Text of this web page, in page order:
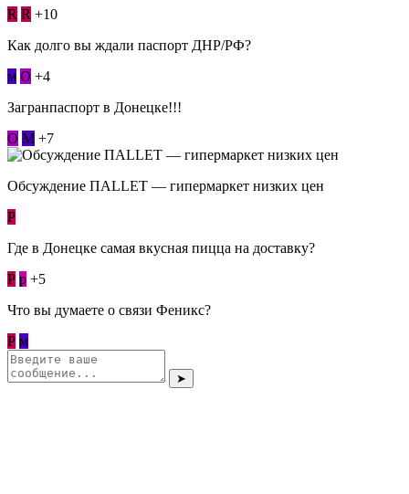
R R +10
Как долго вы ждали паспорт ДНР/РФ?
м О +4
Загранпаспорт в Донецке!!!
О М +7
Обсуждение ПАLLЕТ — гипермаркет низких цен
Р
Где в Донецке самая вкусная пицца на доставку?
Р p +5
Что вы думаете о связи Феникс?
Р м
➤